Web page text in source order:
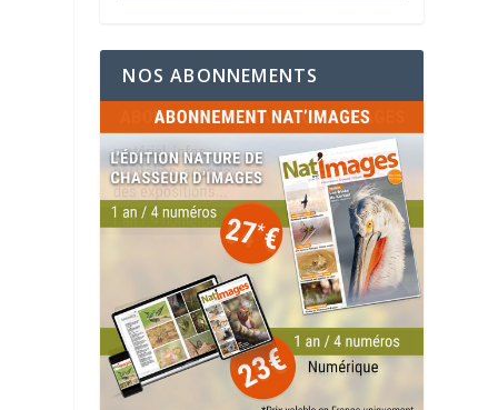
NOS ABONNEMENTS